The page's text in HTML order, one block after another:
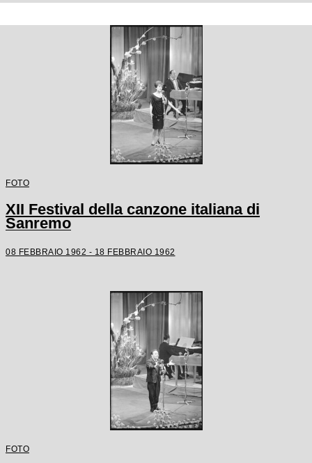
FOTO
XII Festival della canzone italiana di
Sanremo
08 FEBBRAIO 1962 - 18 FEBBRAIO 1962
FOTO